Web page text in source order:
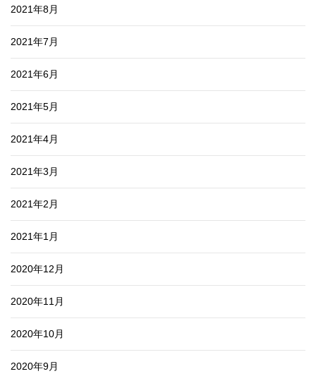
2021年8月
2021年7月
2021年6月
2021年5月
2021年4月
2021年3月
2021年2月
2021年1月
2020年12月
2020年11月
2020年10月
2020年9月